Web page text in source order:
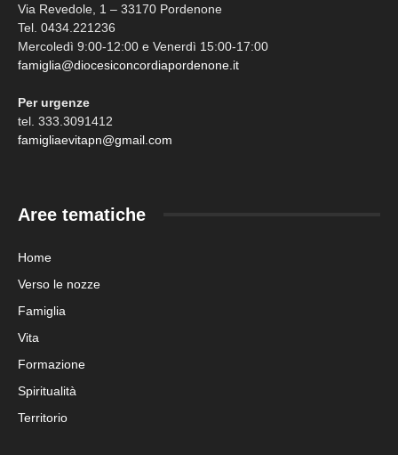
Via Revedole, 1 – 33170 Pordenone
Tel. 0434.221236
Mercoledì 9:00-12:00 e Venerdì 15:00-17:00
famiglia@diocesiconcordiapordenone.it
Per urgenze
tel. 333.3091412
famigliaevitapn@gmail.com
Aree tematiche
Home
Verso le nozze
Famiglia
Vita
Formazione
Spiritualità
Territorio